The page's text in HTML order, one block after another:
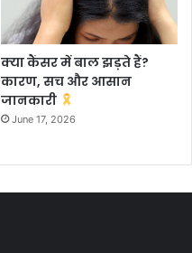
क्या कैंसर में बाल झड़ते हैं?
कारण, सच और आसान
जानकारी
June 17, 2026